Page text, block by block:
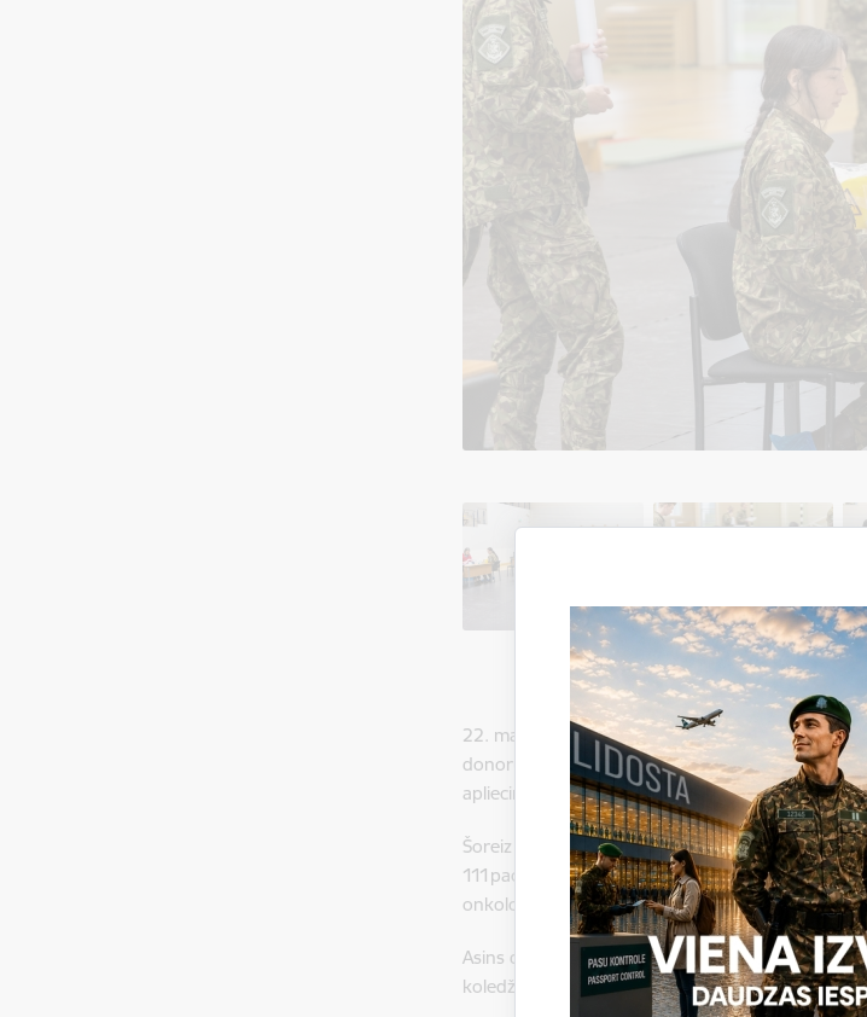
22. maijā sadarbībā ar Valsts asinsdonoru
donoru diena, kurā aktīvi iesaistījās gan
apliecināja atbalstu asinsdonoru kustībai un
Šoreiz saziedoti vairāk kā 16 litri asiņu - apjoms,
111pacientiem. Ziedotās asinis tiks izmantotas
onkoloģisko pacientu, kā arī citu neatliekamu
Asins donoru dienas koledžā jau kļuvušas par
koledžas kolektīva sabiedrisko atbildību un vēlmi